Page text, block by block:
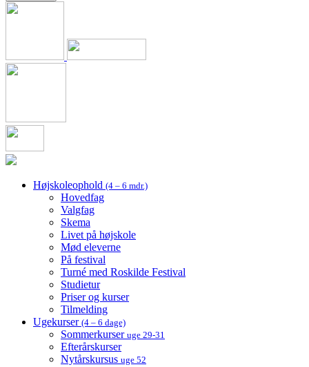
Højskoleophold (4 – 6 mdr.)
Hovedfag
Valgfag
Skema
Livet på højskole
Mød eleverne
På festival
Turné med Roskilde Festival
Studietur
Priser og kurser
Tilmelding
Ugekurser (4 – 6 dage)
Sommerkurser uge 29-31
Efterårskurser
Nytårskursus uge 52